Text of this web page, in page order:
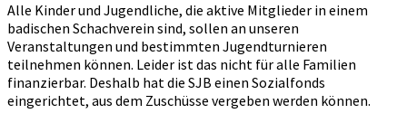
Alle Kinder und Jugendliche, die aktive Mitglieder in einem
badischen Schachverein sind, sollen an unseren
Veranstaltungen und bestimmten Jugendturnieren
teilnehmen können. Leider ist das nicht für alle Familien
finanzierbar. Deshalb hat die SJB einen Sozialfonds
eingerichtet, aus dem Zuschüsse vergeben werden können.